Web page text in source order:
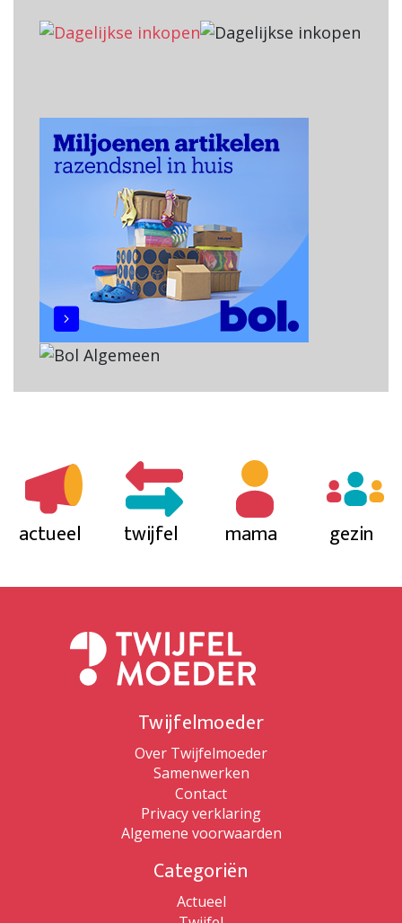
actueel twijfel mama gezin
Twijfelmoeder
Over Twijfelmoeder
Samenwerken
Contact
Privacy verklaring
Algemene voorwaarden
Categoriën
Actueel